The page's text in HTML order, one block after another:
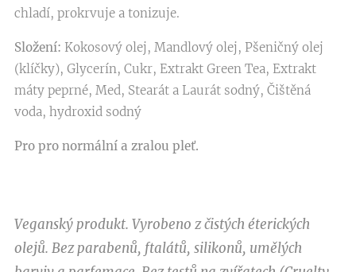
chladí, prokrvuje a tonizuje.
Složení: Kokosový olej, Mandlový olej, Pšeničný olej
(klíčky), Glycerín, Cukr, Extrakt Green Tea, Extrakt
máty peprné, Med, Stearát a Laurát sodný, Čištěná
voda, hydroxid sodný
Pro pro normální a zralou pleť.
Veganský produkt. Vyrobeno z čistých éterických
olejů. Bez parabenů, ftalátů, silikonů, umělých